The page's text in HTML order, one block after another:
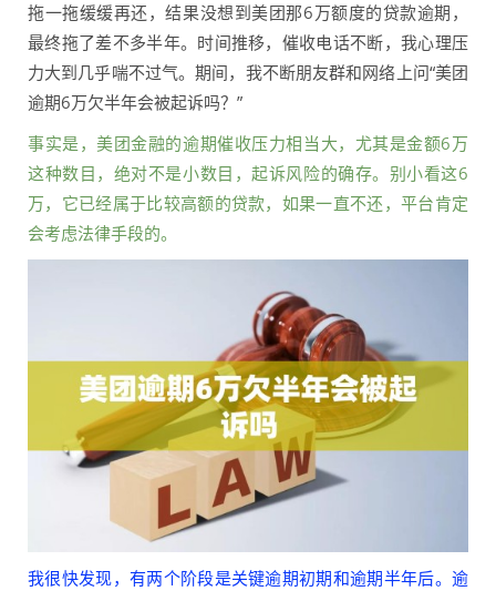
拖一拖缓缓再还，结果没想到美团那6万额度的贷款逾期，
最终拖了差不多半年。时间推移，催收电话不断，我心理压
力大到几乎喘不过气。期间，我不断朋友群和网络上问“美团
逾期6万欠半年会被起诉吗？”
事实是，美团金融的逾期催收压力相当大，尤其是金额6万
这种数目，绝对不是小数目，起诉风险的确存。别小看这6
万，它已经属于比较高额的贷款，如果一直不还，平台肯定
会考虑法律手段的。
我很快发现，有两个阶段是关键逾期初期和逾期半年后。逾